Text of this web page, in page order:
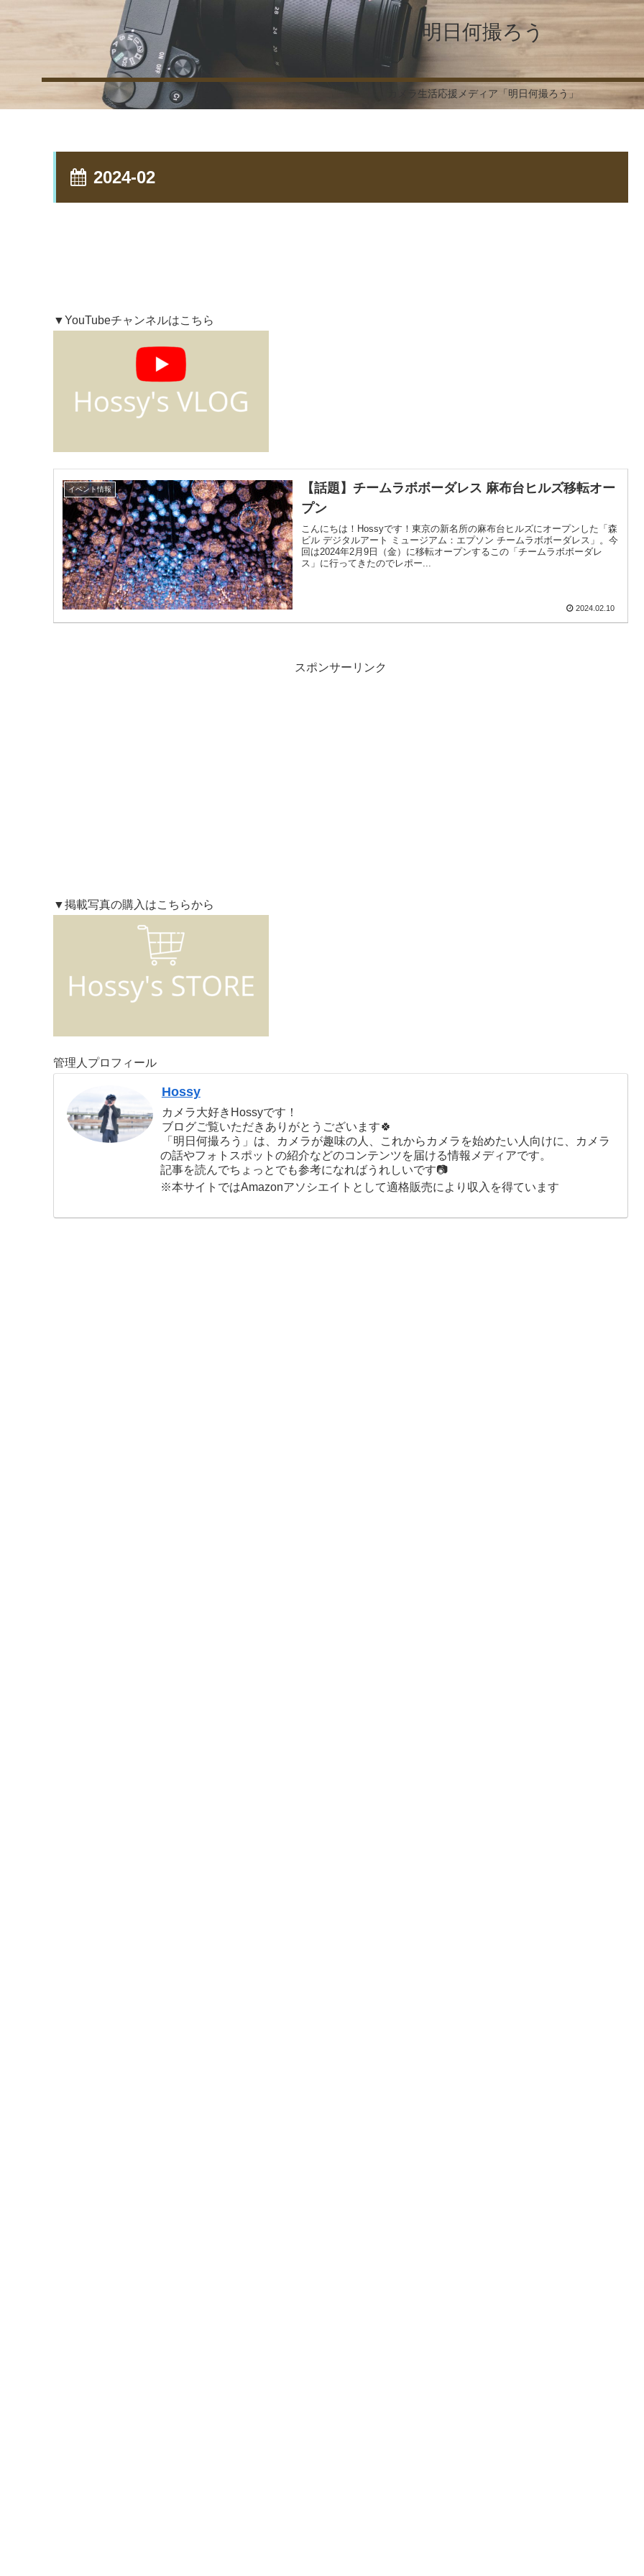
明日何撮ろう
カメラ生活応援メディア「明日何撮ろう」
2024-02
▼YouTubeチャンネルはこちら
イベント情報
【話題】チームラボボーダレス 麻布台ヒルズ移転オー
プン
こんにちは！Hossyです！東京の新名所の麻布台ヒルズにオープンした「森
ビル デジタルアート ミュージアム：エプソン チームラボボーダレス」。今
回は2024年2月9日（金）に移転オープンするこの「チームラボボーダレ
ス」に行ってきたのでレポー...
2024.02.10
スポンサーリンク
▼掲載写真の購入はこちらから
管理人プロフィール
Hossy
カメラ大好きHossyです！
ブログご覧いただきありがとうございます🍀
「明日何撮ろう」は、カメラが趣味の人、これからカメラを始めたい人向けに、カメラ
の話やフォトスポットの紹介などのコンテンツを届ける情報メディアです。
記事を読んでちょっとでも参考になればうれしいです📷
※本サイトではAmazonアソシエイトとして適格販売により収入を得ています